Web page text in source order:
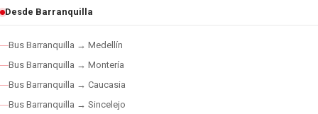
Desde Barranquilla
Bus Barranquilla → Medellín
Bus Barranquilla → Montería
Bus Barranquilla → Caucasia
Bus Barranquilla → Sincelejo